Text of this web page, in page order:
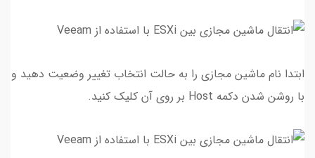
ابتدا نام ماشین مجازی را به حالت انتخاب تغییر وضعیت دهید و
با روشن شدن دکمه Host بر روی آن کلیک کنید.